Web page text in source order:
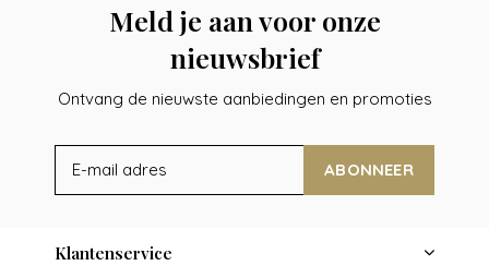
Meld je aan voor onze
nieuwsbrief
Ontvang de nieuwste aanbiedingen en promoties
ABONNEER
Klantenservice